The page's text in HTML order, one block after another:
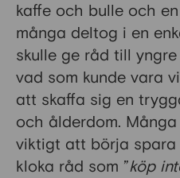
kaffe och bulle och
många deltog i en
skulle ge råd till
vad som kunde vara
att skaffa sig en
och ålderdom.
viktigt att börja
kloka råd som ”köp